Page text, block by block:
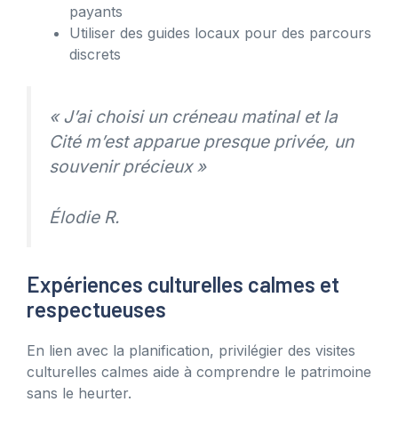
payants
Utiliser des guides locaux pour des parcours
discrets
« J’ai choisi un créneau matinal et la
Cité m’est apparue presque privée, un
souvenir précieux »
Élodie R.
Expériences culturelles calmes et
respectueuses
En lien avec la planification, privilégier des visites
culturelles calmes aide à comprendre le patrimoine
sans le heurter.